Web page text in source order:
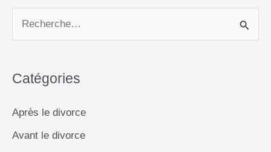
e
h
r
c
Catégories
Après le divorce
Avant le divorce